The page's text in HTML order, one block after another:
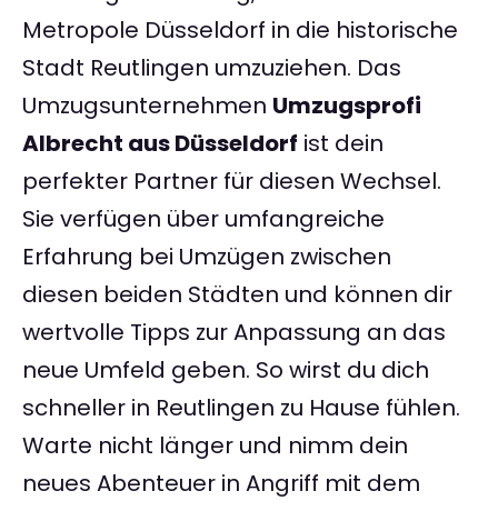
Metropole Düsseldorf in die historische
Stadt Reutlingen umzuziehen. Das
Umzugsunternehmen Umzugsprofi
Albrecht aus Düsseldorf ist dein
perfekter Partner für diesen Wechsel.
Sie verfügen über umfangreiche
Erfahrung bei Umzügen zwischen
diesen beiden Städten und können dir
wertvolle Tipps zur Anpassung an das
neue Umfeld geben. So wirst du dich
schneller in Reutlingen zu Hause fühlen.
Warte nicht länger und nimm dein
neues Abenteuer in Angriff mit dem